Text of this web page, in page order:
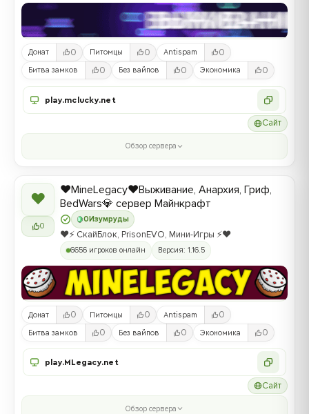
Донат 0 Питомцы 0 Antispam 0
Битва замков 0 Без вайпов 0 Экономика 0
play.mclucky.net
Сайт
Обзор сервера
❤
0
0 Изумруды
❤️MineLegacy❤️Выживание, Анархия, Гриф,
BedWars💎 сервер Майнкрафт
❤️⚡️ СкайБлок, PrisonEVO, Мини-Игры ⚡️❤️
6656 игроков онлайн Версия: 1.16.5
Донат 0 Питомцы 0 Antispam 0
Битва замков 0 Без вайпов 0 Экономика 0
play.MLegacy.net
Сайт
Обзор сервера